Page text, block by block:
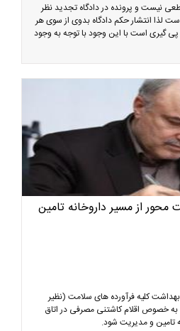
نیست و پرونده در دادگاه تجدید نظر
لذا انتشار حکم دادگاه بدوی از سوی هر
گیری است با این وجود با توجه به وجود
محور از مسیر داروخانه تامین
کلیه فرآورده های سلامت (نظیر
به خصوص اقلام کاشتنی مصرفی در اتاق
تامین و مدیریت شود.